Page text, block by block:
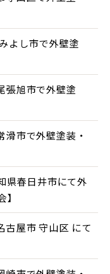
よし市で外壁塗
張旭市で外壁塗
市で外壁塗装・
県春日井市にて外
古屋市 守山区 にて